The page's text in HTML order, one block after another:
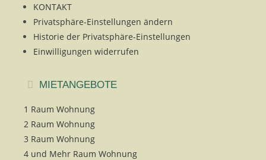
KONTAKT
Privatsphäre-Einstellungen ändern
Historie der Privatsphäre-Einstellungen
Einwilligungen widerrufen
MIETANGEBOTE
1 Raum Wohnung
2 Raum Wohnung
3 Raum Wohnung
4 und Mehr Raum Wohnung